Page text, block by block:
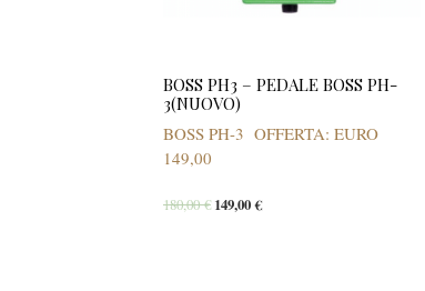
BOSS PH3 – PEDALE BOSS PH-
3(NUOVO)
BOSS PH-3 OFFERTA: EURO
149,00
180,00€ 149,00€